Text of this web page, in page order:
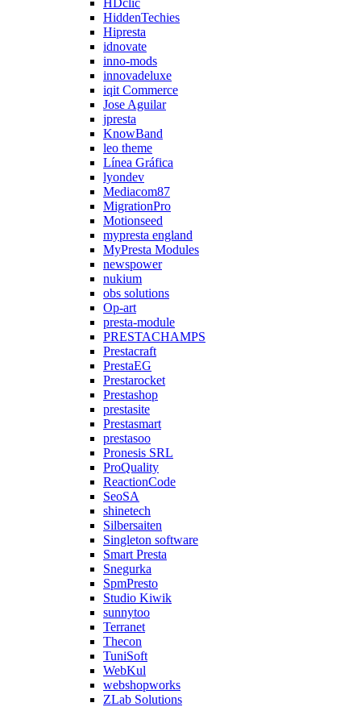
HiddenTechies
Hipresta
idnovate
inno-mods
innovadeluxe
iqit Commerce
Jose Aguilar
jpresta
KnowBand
leo theme
Línea Gráfica
lyondev
Mediacom87
MigrationPro
Motionseed
mypresta england
MyPresta Modules
newspower
nukium
obs solutions
Op-art
presta-module
PRESTACHAMPS
Prestacraft
PrestaEG
Prestarocket
Prestashop
prestasite
Prestasmart
prestasoo
Pronesis SRL
ProQuality
ReactionCode
SeoSA
shinetech
Silbersaiten
Singleton software
Smart Presta
Snegurka
SpmPresto
Studio Kiwik
sunnytoo
Terranet
Thecon
TuniSoft
WebKul
webshopworks
ZLab Solutions